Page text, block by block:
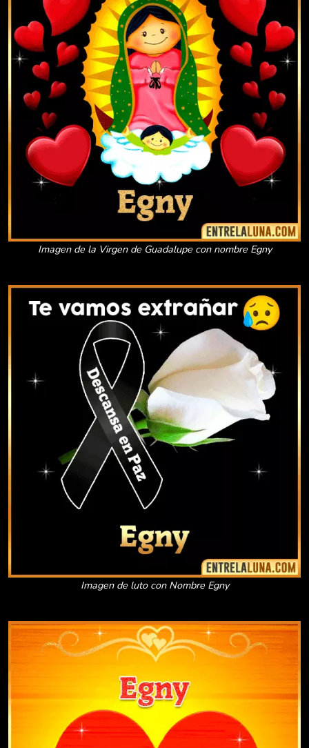
Imagen de la Virgen de Guadalupe con nombre Egny
Imagen de luto con Nombre Egny